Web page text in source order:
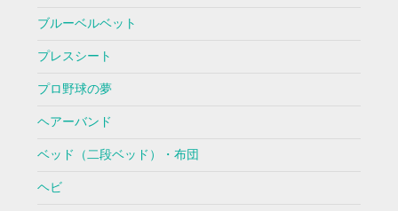
ブルーベルベット
プレスシート
プロ野球の夢
ヘアーバンド
ベッド（二段ベッド）・布団
ヘビ